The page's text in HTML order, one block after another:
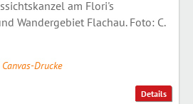
Details
am Flori's
Wandergebiet Flachau. Foto: C.
Canvas-Drucke